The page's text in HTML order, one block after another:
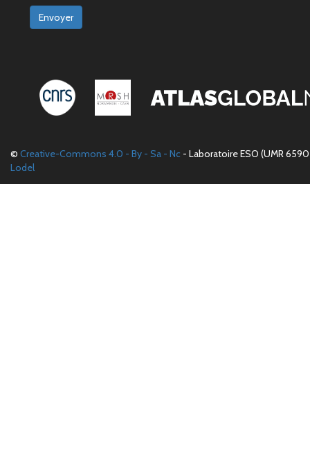
Envoyer
© Creative-Commons 4.0 - By - Sa - Nc - Laboratoire ESO (UMR
Lodel